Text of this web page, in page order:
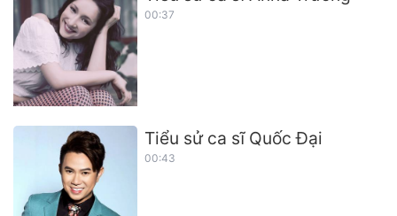
00:37
Tiểu sử ca sĩ Quốc Đại
00:43